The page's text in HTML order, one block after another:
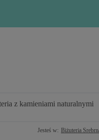
z kamieniami naturalnymi
Jesteś w: Biżuteria